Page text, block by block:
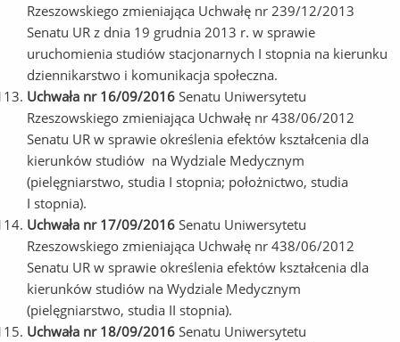
Rzeszowskiego zmieniająca Uchwałę nr 239/12/2013
Senatu UR z dnia 19 grudnia 2013 r. w sprawie
uruchomienia studiów stacjonarnych I stopnia na kierunku
dziennikarstwo i komunikacja społeczna.
Uchwała nr 16/09/2016 Senatu Uniwersytetu
Rzeszowskiego zmieniająca Uchwałę nr 438/06/2012
Senatu UR w sprawie określenia efektów kształcenia dla
kierunków studiów na Wydziale Medycznym
(pielęgniarstwo, studia I stopnia; położnictwo, studia
I stopnia).
Uchwała nr 17/09/2016 Senatu Uniwersytetu
Rzeszowskiego zmieniająca Uchwałę nr 438/06/2012
Senatu UR w sprawie określenia efektów kształcenia dla
kierunków studiów na Wydziale Medycznym
(pielęgniarstwo, studia II stopnia).
Uchwała nr 18/09/2016 Senatu Uniwersytetu